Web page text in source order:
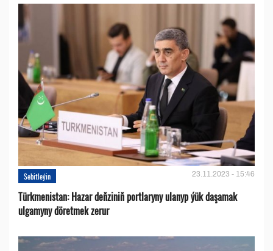
Sebitleýin 23.11.2023 - 15:46
Türkmenistan: Hazar deňziniň portlaryny ulanyp ýük daşamak
ulgamyny döretmek zerur